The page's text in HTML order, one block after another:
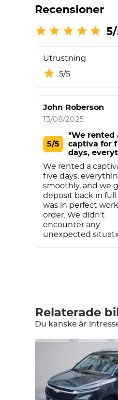
Recensioner
Utrustning
5/5
John Roberson
13/08/2025
5/5
"We rented
сaptiva for
days,
went"
We rented a
five days,
smoothly, and we
deposit back in full.
was in perfect
order. We didn't
encounter any
unexpected
Bekväm
Klimatkontroll
Kör
Relaterade
Du kanske är